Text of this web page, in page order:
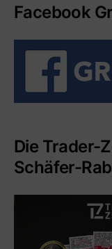
Facebook
Die Trader-
Schäfer-